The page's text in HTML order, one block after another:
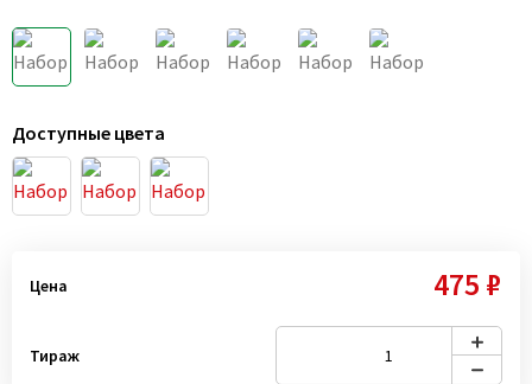
Доступные цвета
Цена 475 ₽
Тираж